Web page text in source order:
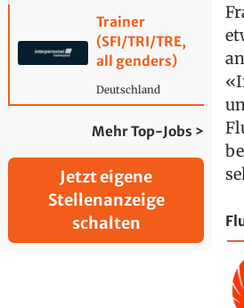
Trainer
(SFI/TRI/TRE,
all genders)
Deutschland
Mehr Top-Jobs >
Jetzt eigene
Stellenanzeige
schalten